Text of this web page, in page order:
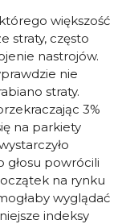
większość
straty, często
nastrojów.
nie
straty.
3%
na parkiety
powrócili
na rynku
wyglądać
indeksy